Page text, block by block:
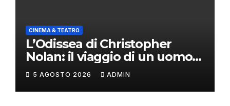
CINEMA & TEATRO
L’Odissea di Christopher
Nolan: il viaggio di un uomo
oltre il mito
5 AGOSTO 2026 ADMIN